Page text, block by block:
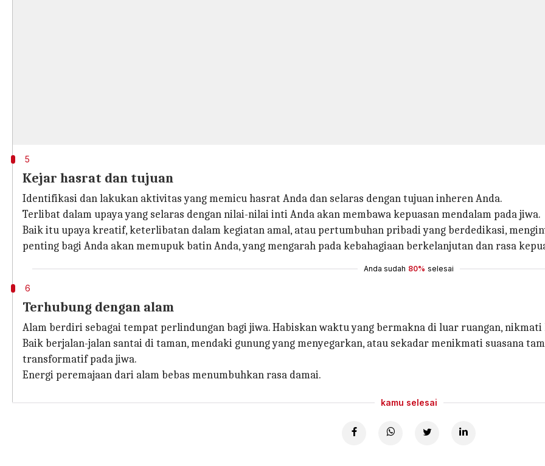
5
Kejar hasrat dan tujuan
Identifikasi dan lakukan aktivitas yang memicu hasrat Anda dan selaras dengan tujuan inheren Anda.
Terlibat dalam upaya yang selaras dengan nilai-nilai inti Anda akan membawa kepuasan mendalam pada jiwa.
Baik itu upaya kreatif, keterlibatan dalam kegiatan amal, atau pertumbuhan pribadi yang berdedikasi,
penting bagi Anda akan memupuk batin Anda, yang mengarah pada kebahagiaan berkelanjutan dan rasa
Anda sudah 80% selesai
6
Terhubung dengan alam
Alam berdiri sebagai tempat perlindungan bagi jiwa. Habiskan waktu yang bermakna di luar ruangan,
Baik berjalan-jalan santai di taman, mendaki gunung yang menyegarkan, atau sekadar menikmati suasana
transformatif pada jiwa.
Energi peremajaan dari alam bebas menumbuhkan rasa damai.
kamu selesai